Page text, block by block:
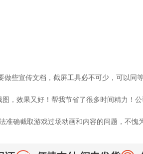
做些宣传文档，截屏工具必不可少，可以同
，效果又好！帮我节省了很多时间精力！
准确截取游戏过场动画和内容的问题，不愧